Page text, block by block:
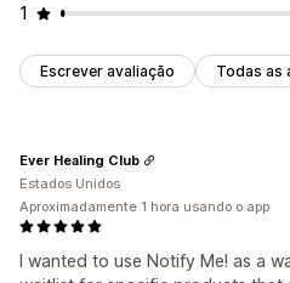
1
Escrever avaliação Todas as
I wanted to use Notify Me! as a
Ever Healing Club
Estados Unidos
Aproximadamente 1 hora usando o app